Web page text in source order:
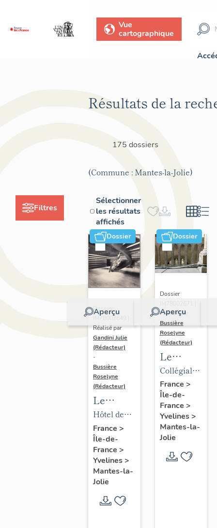
Vue
cartographique
Filtres
Résultats de la
175 dossiers
(Commune : Mantes-la-Jolie)
Sélectionner
les résultats
affichés
Dossier
Aperçu
Dossier
IM78002649 |
Réalisé par
Gandini Julie
(Rédacteur)
-
Bussière
Roselyne
(Rédacteur)
Le
mobilier
de l'hôtel
de ville
Hôtel de
ville
France >
Île-de-
France >
Yvelines>
Mantes-la-
Jolie
Dossier
Aperçu
Dossier
Réalisé par
Bussière
Roselyne
(Rédacteur)
Le
mobilier
de la
collégiale
Collégiale
Notre-
Dame
France >
Île-de-
France >
Yvelines>
Mantes-la-
Jolie